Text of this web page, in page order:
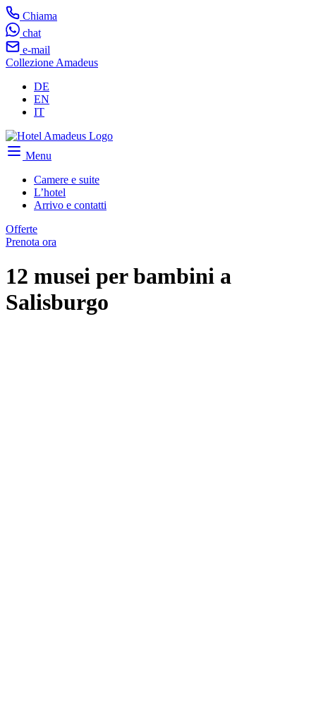
Chiama
chat
e-mail
Collezione Amadeus
DE
EN
IT
Menu
Camere e suite
L’hotel
Arrivo e contatti
Offerte
Prenota ora
12 musei per bambini a
Salisburgo